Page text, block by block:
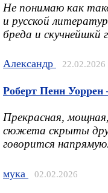
Не понимаю как
и русской
бреда и скучнейшкй
Александр 22.02.2026
Роберт Пенн Уоррен
Прекрасная,
сюжета скрыты
говорится
мука 02.02.2026